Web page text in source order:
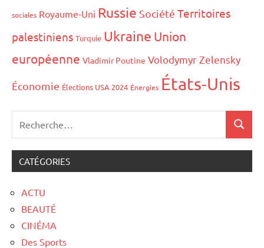
sociales Royaume-Uni Russie Société Territoires
palestiniens Turquie Ukraine Union
européenne Vladimir Poutine Volodymyr Zelensky
Économie Élections USA 2024 Énergies États-Unis
CATÉGORIES
ACTU
BEAUTÉ
CINÉMA
Des Sports